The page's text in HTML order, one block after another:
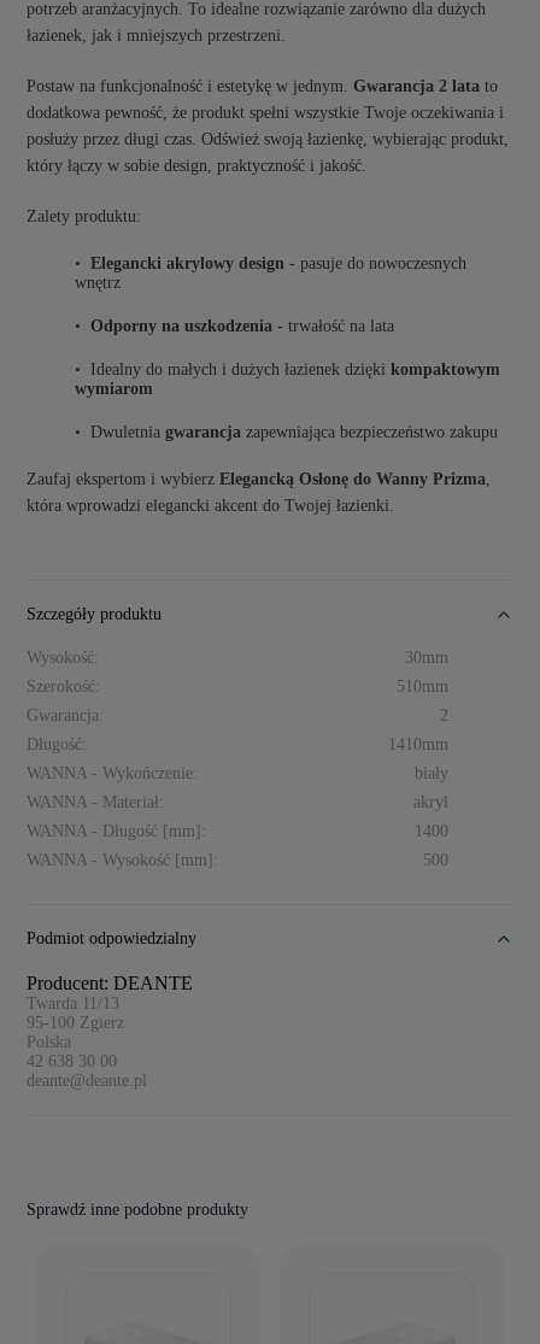
potrzeb aranżacyjnych. To idealne rozwiązanie zarówno dla dużych
łazienek, jak i mniejszych przestrzeni.
Postaw na funkcjonalność i estetykę w jednym.Gwarancja 2 lata to
dodatkowa pewność, że produkt spełni wszystkie Twoje oczekiwania i
posłuży przez długi czas. Odśwież swoją łazienkę, wybierając produkt,
który łączy w sobie design, praktyczność i jakość.
Zalety produktu:
Elegancki akrylowy design - pasuje do nowoczesnych
wnętrz
Odporny na uszkodzenia - trwałość na lata
Idealny do małych i dużych łazienek dziękikompaktowym
wymiarom
Dwuletniagwarancja zapewniająca bezpieczeństwo zakupu
Zaufaj ekspertom i wybierzElegancką Osłonę do Wanny Prizma,
która wprowadzi elegancki akcent do Twojej łazienki.
Szczegóły produktu
Wysokość:
30mm
Szerokość:
510mm
Gwarancja:
2
Długość:
1410mm
WANNA - Wykończenie:
biały
WANNA - Materiał:
akryl
WANNA - Długość [mm]:
1400
WANNA - Wysokość [mm]:
500
Podmiot odpowiedzialny
Producent: DEANTE
Twarda 11/13
95-100 Zgierz
Polska
42 638 30 00
deante@deante.pl
Sprawdź inne podobne produkty